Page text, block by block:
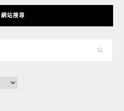
網站搜尋